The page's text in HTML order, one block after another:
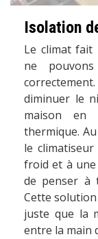
Isolation
Le climat fait
ne
diminuer le
maison en
thermique.
le
froid et à une
de penser à
Cette
juste que la
entre la main